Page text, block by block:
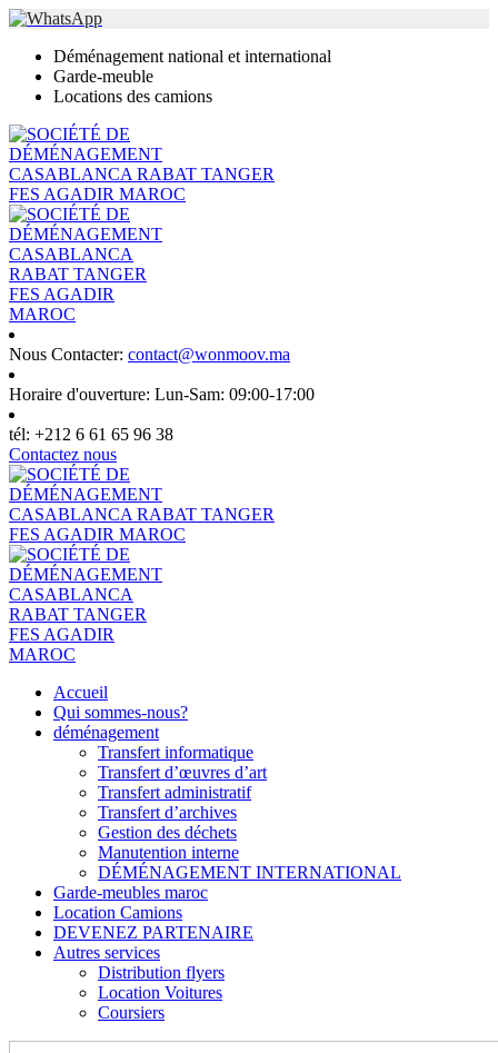
Déménagement national et international
Garde-meuble
Locations des camions
Nous Contacter: contact@wonmoov.ma
Horaire d'ouverture: Lun-Sam: 09:00-17:00
tél: +212 6 61 65 96 38
Contactez nous
Accueil
Qui sommes-nous?
déménagement
Transfert informatique
Transfert d’œuvres d’art
Transfert administratif
Transfert d’archives
Gestion des déchets
Manutention interne
DÉMÉNAGEMENT INTERNATIONAL
Garde-meubles maroc
Location Camions
DEVENEZ PARTENAIRE
Autres services
Distribution flyers
Location Voitures
Coursiers